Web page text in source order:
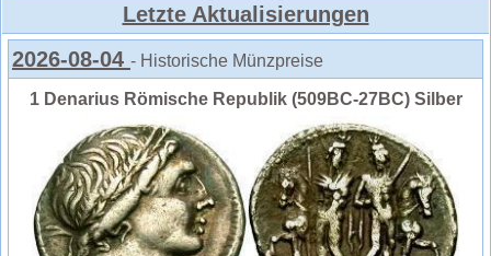
Letzte Aktualisierungen
2026-08-04 - Historische Münzpreise
1 Denarius Römische Republik (509BC-27BC) Silber